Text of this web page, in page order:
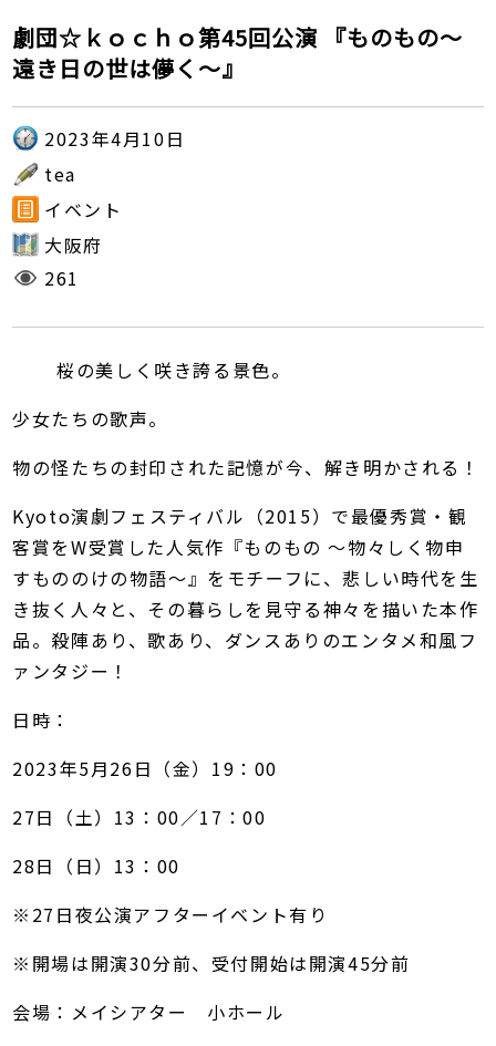
劇団☆ｋｏｃｈｏ第45回公演 『ものもの～
遠き日の世は儚く～』
2023年4月10日
tea
イベント
大阪府
261
桜の美しく咲き誇る景色。
少女たちの歌声。
物の怪たちの封印された記憶が今、解き明かされる！
Kyoto演劇フェスティバル（2015）で最優秀賞・観
客賞をW受賞した人気作『ものもの ～物々しく物申
すもののけの物語～』をモチーフに、悲しい時代を生
き抜く人々と、その暮らしを見守る神々を描いた本作
品。殺陣あり、歌あり、ダンスありのエンタメ和風フ
ァンタジー！
日時：
2023年5月26日（金）19：00
27日（土）13：00／17：00
28日（日）13：00​
※27日夜公演アフターイベント有り
※開場は開演30分前、受付開始は開演45分前
会場：メイシアター 小ホール